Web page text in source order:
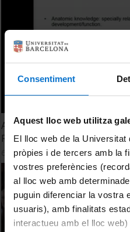
Consentiment
Aquest lloc web utilitza
El lloc web de la Universitat
pròpies i de tercers amb la
vostres preferències
al lloc web amb
puguin diferenciar la vostra
usuaris), amb finalitats
interactueu amb el lloc
ADEE 2016 - Should a dentist
Rodríguez-Carballo
6 setembre, 2016